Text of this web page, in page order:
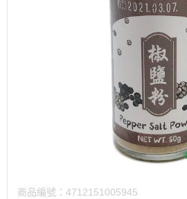
商品編號： 4712151005945